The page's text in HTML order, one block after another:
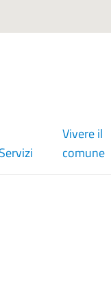
Servizi
Vivere il
comune